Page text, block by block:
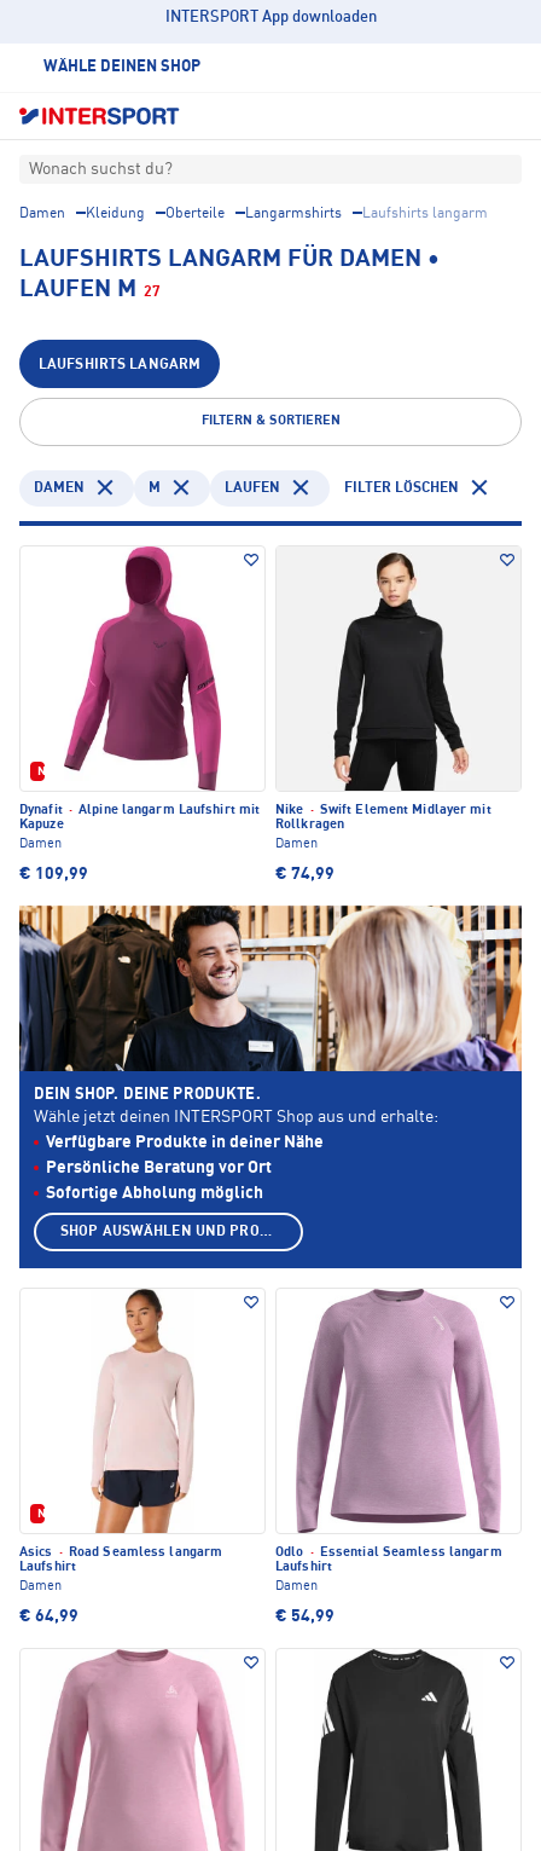
INTERSPORT App downloaden
WÄHLE DEINEN SHOP
Wonach suchst du?
Damen Kleidung Oberteile Langarmshirts Laufshirts langarm
LAUFSHIRTS LANGARM FÜR DAMEN •
LAUFEN M 27
LAUFSHIRTS LANGARM
FILTERN & SORTIEREN
DAMEN M LAUFEN FILTER LÖSCHEN
Neu
Dynafit · Alpine langarm Laufshirt mit
Kapuze
Damen
€ 109,99
Nike · Swift Element Midlayer mit
Rollkragen
Damen
€ 74,99
Neu
Asics · Road Seamless langarm
Laufshirt
Damen
€ 64,99
Odlo · Essential Seamless langarm
Laufshirt
Damen
€ 54,99
DEIN SHOP. DEINE PRODUKTE.
Wähle jetzt deinen INTERSPORT Shop aus und erhalte:
Verfügbare Produkte in deiner Nähe
Persönliche Beratung vor Ort
Sofortige Abholung möglich
SHOP AUSWÄHLEN UND PRODUKTE ANZEIGEN